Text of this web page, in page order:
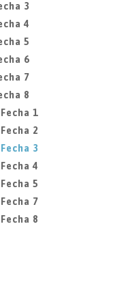
3
4
5
6
7
8
1
2
3
4
5
7
8